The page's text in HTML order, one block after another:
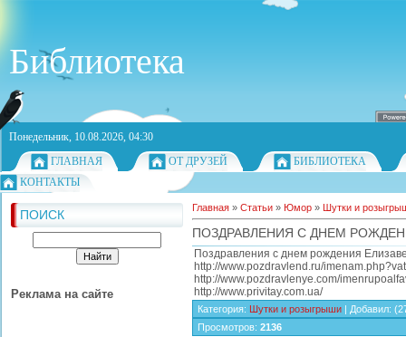
Библиотека
Понедельник, 10.08.2026, 04:30
ГЛАВНАЯ
ОТ ДРУЗЕЙ
БИБЛИОТЕКА
КОНТАКТЫ
ПОИСК
Реклама на сайте
Главная » Статьи » Юмор » Шутки и
ПОЗДРАВЛЕНИЯ С ДНЕМ
Поздравления с днем рождения
http://www.pozdravlend.ru/
http://www.pozdravlenye.com/
http://www.privitay.com.ua/
Категория: Шутки и розыгрыши | Добавил:
Просмотров: 2136